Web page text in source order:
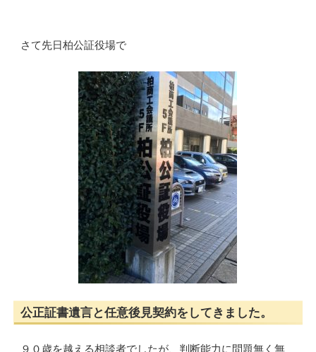
さて先日柏公証役場で
公正証書遺言と任意後見契約をしてきました。
９０歳を越える相談者でしたが、判断能力に問題無く無